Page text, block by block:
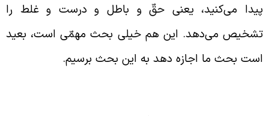
می‌کنید، یعنی حقّ و باطل و درست و غلط را
می‌دهد. این هم خیلی بحث مهمّی است، بعید
بحث ما اجازه دهد به این بحث برسیم.